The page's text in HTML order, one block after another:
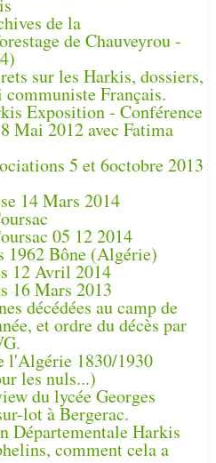
de la
de Chauveyrou -
sur les Harkis, dossiers,
Français.
Exposition - Conférence
Mai 2012 avec Fatima
5 et 6octobre 2013
14 Mars 2014
05 12 2014
1962 Bône (Algérie)
12 Avril 2014
16 Mars 2013
décédées au camp de
et ordre du décès par
l'Algérie 1830/1930
les nuls...)
du lycée Georges
lot à Bergerac.
Départementale Harkis
comment cela a